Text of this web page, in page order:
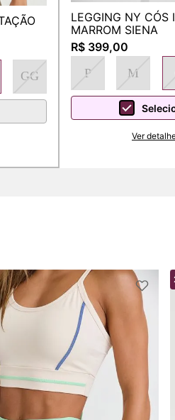
GG
LEGGING NY CÓS
MARROM SIENA
R$ 399,00
P
M
Ver